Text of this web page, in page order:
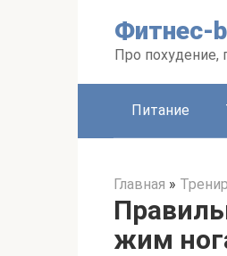
Фитнес-
Про похудение,
Питание
Главная »
жим